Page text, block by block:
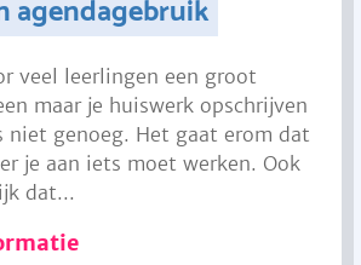
agendagebruik
veel leerlingen een groot
maar je huiswerk opschrijven
niet genoeg. Het gaat erom dat
je aan iets moet werken. Ook
dat...